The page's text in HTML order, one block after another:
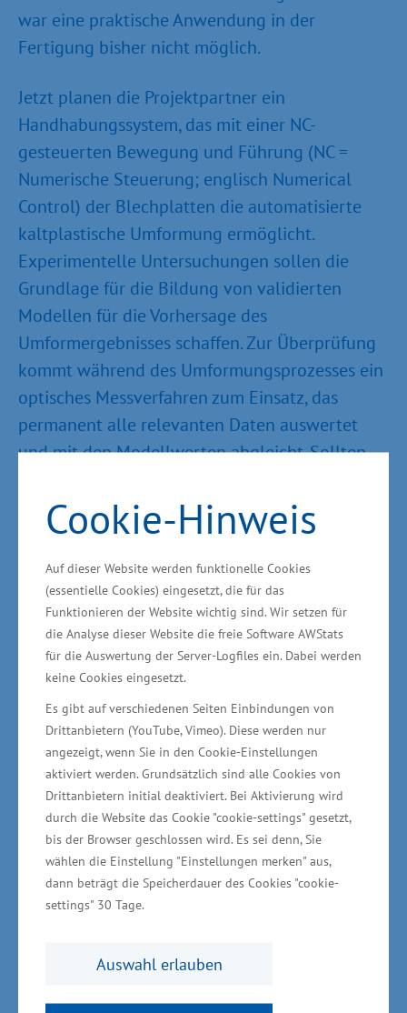
Cookie-Hinweis
Auf dieser Website werden funktionelle Cookies
(essentielle Cookies) eingesetzt, die für das
Funktionieren der Website wichtig sind. Wir setzen für
die Analyse dieser Website die freie Software AWStats
für die Auswertung der Server-Logfiles ein. Dabei werden
keine Cookies eingesetzt.
Es gibt auf verschiedenen Seiten Einbindungen von
Drittanbietern (YouTube, Vimeo). Diese werden nur
angezeigt, wenn Sie in den Cookie-Einstellungen
aktiviert werden. Grundsätzlich sind alle Cookies von
Drittanbietern initial deaktiviert. Bei Aktivierung wird
durch die Website das Cookie "cookie-settings" gesetzt,
bis der Browser geschlossen wird. Es sei denn, Sie
wählen die Einstellung "Einstellungen merken" aus,
dann beträgt die Speicherdauer des Cookies "cookie-
settings" 30 Tage.
Auswahl erlauben
war eine praktische Anwendung in der
Fertigung bisher nicht möglich.
Jetzt planen die Projektpartner ein
Handhabungssystem, das mit einer NC-
gesteuerten Bewegung und Führung (NC =
Numerische Steuerung; englisch Numerical
Control) der Blechplatten die automatisierte
kaltplastische Umformung ermöglicht.
Experimentelle Untersuchungen sollen die
Grundlage für die Bildung von validierten
Modellen für die Vorhersage des
Umformergebnisses schaffen. Zur Überprüfung
kommt während des Umformungsprozesses ein
optisches Messverfahren zum Einsatz, das
permanent alle relevanten Daten auswertet
und mit den Modellwerten abgleicht. Sollten
während des Prozesses automatisch reagieren.
Hierfür stellt neben der Konstruktion des
Zustellsystems vor allem die Entwicklung der
Messtechnik eine große Herausforderung dar,
da der gesamte Prozess von vielen variablen
Parametern beeinflusst wird. „Im engen
Zusammenwirken forschen die Projektpartner
internationalen Markt hat. Wir brauchen in
Mecklenburg-Vorpommern noch mehr
Zusammenarbeit zwischen Wirtschaft und
Wissenschaft, um wettbewerbsfähige Produkte,
Verfahren und Technologien zu entwickeln. Das
stärkt die Wirtschaft und schafft nachhaltige
Arbeitsplätze“, sagte Glawe.